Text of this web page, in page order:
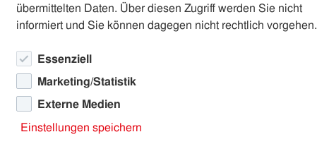
Amraser Straße
übermittelten Daten. Über diesen Zugriff werden Sie nicht
informiert und Sie können dagegen nicht rechtlich vorgehen.
Essenziell
Marketing/Statistik
Externe Medien
Einstellungen speichern